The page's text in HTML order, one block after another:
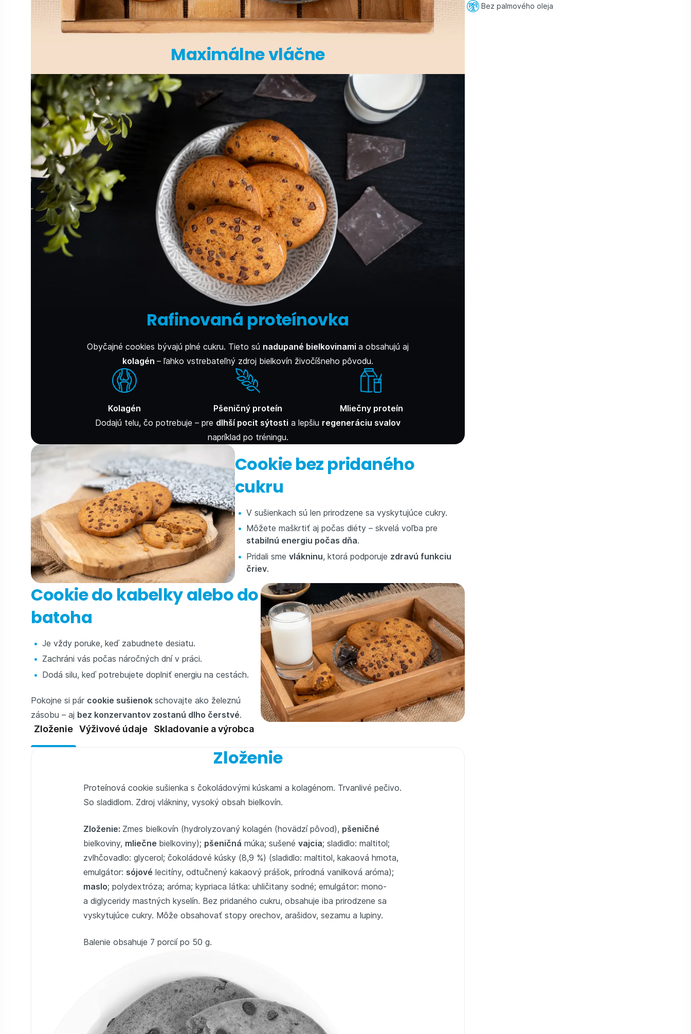
Maximálne vláčne
Cookie sušienkymajú priemer asi 8 cm. Sú bohato vláčne, nedrobia sa. Do každej
sme pridalikúsočky čokolády . Doprajte si odmenu bez pocitu viny.
Rafinovaná proteínovka
Obyčajné cookies bývajú plné cukru. Tieto sú nadupané bielkovinami a obsahujú aj
kolagén – ľahko vstrebateľný zdroj bielkovín živočíšneho pôvodu.
Kolagén Pšeničný proteín
Mliečny proteín
Dodajú telu, čo potrebuje – pre dlhší pocit sýtosti a lepšiu regeneráciu svalov
napríklad po tréningu.
Cookie bez pridaného
cukru
V sušienkach sú len prirodzene sa vyskytujúce cukry.
Môžete maškrtiť aj počas diéty – skvelá voľba pre
stabilnú energiu počas dňa.
Pridali sme vlákninu, ktorá podporuje zdravú funkciu
čriev.
Cookie do kabelky alebo do
batoha
Je vždy poruke, keď zabudnete desiatu.
Zachráni vás počas náročných dní v práci.
Dodá silu, keď potrebujete doplniť energiu na cestách.
Pokojne si pár cookie sušienokschovajte ako železnú
zásobu – aj bez konzervantov zostanú dlho čerstvé.
Zloženie Výživové údaje Skladovanie a výrobca
Zloženie
Proteínová cookie sušienka s čokoládovými kúskami a kolagénom. Trvanlivé pečivo.
So sladidlom. Zdroj vlákniny, vysoký obsah bielkovín.
Zloženie: Zmes bielkovín (hydrolyzovaný kolagén (hovädzí pôvod), pšeničné
bielkoviny, mliečne bielkoviny); pšeničná múka; sušené vajcia; sladidlo: maltitol;
zvlhčovadlo: glycerol; čokoládové kúsky (8,9 %) (sladidlo: maltitol, kakaová hmota,
emulgátor: sójové lecitíny, odtučnený kakaový prášok, prírodná vanilková aróma);
maslo; polydextróza; aróma; kypriaca látka: uhličitany sodné; emulgátor: mono-
a diglyceridy mastných kyselín. Bez pridaného cukru, obsahuje iba prirodzene sa
vyskytujúce cukry. Môže obsahovať stopy orechov, arašidov, sezamu a lupiny.
Balenie obsahuje 7 porcií po 50 g.
Bez palmového oleja